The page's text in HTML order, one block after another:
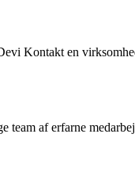
Kontakt en
team af erfarne